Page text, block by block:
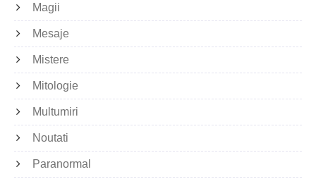
Magii
Mesaje
Mistere
Mitologie
Multumiri
Noutati
Paranormal